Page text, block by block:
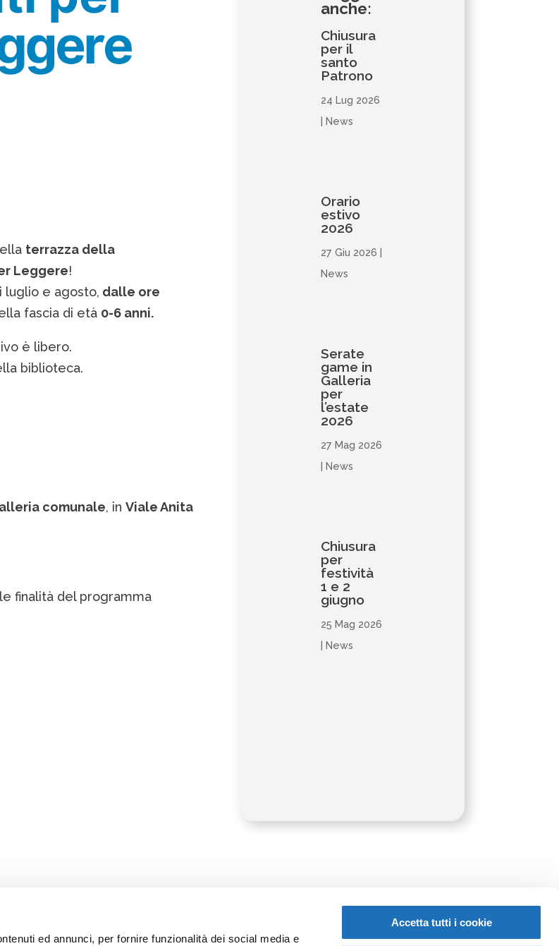
ed annunci, per fornire funzionalità dei social media e
Accetta tutti i cookie
terrazza della
Leggere!
luglio e agosto, dalle ore
fascia di età 0-6 anni.
è libero.
biblioteca.
comunale, inViale Anita
finalità del programma
anche:
Chiusura
per il
santo
Patrono
24 Lug 2026
|News
Orario
estivo
2026
27 Giu 2026 |
News
Serate
game in
Galleria
per
l’estate
2026
27 Mag 2026
|News
Chiusura
per
festività
1 e 2
giugno
25 Mag 2026
|News